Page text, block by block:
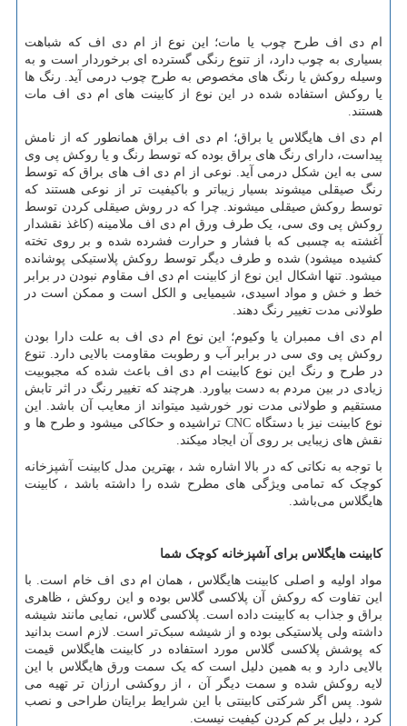
ام دی اف طرح چوب یا مات؛ این نوع از ام دی اف که شباهت
بسیاری به چوب دارد، از تنوع رنگی گسترده ­ای برخوردار است و به
وسیله روکش یا رنگ­ های مخصوص به طرح چوب درمی­ آید. رنگ ­ها
یا روکش استفاده شده در این نوع از کابینت ­های ام دی اف مات
هستند.
ام دی اف هایگلاس یا براق؛ ام دی اف براق همانطور که از نامش
پیداست، دارای رنگ ­های براق بوده که توسط رنگ و یا روکش پی وی
سی به این شکل درمی­ آید. نوعی از ام دی اف های براق که توسط
رنگ صیقلی می­شوند بسیار زیباتر و باکیفیت ­تر از نوعی هستند که
توسط روکش صیقلی می­شوند. چرا که در روش صیقلی کردن توسط
روکش پی وی سی، یک طرف ورق ام دی اف ملامینه (کاغذ نقش­دار
آغشته به چسبی که با فشار و حرارت فشرده شده و بر روی تخته
کشیده می­شود) شده و طرف دیگر توسط روکش پلاستیکی پوشانده
می­شود. تنها اشکال این نوع از کابینت ام دی اف مقاوم نبودن در برابر
خط و خش و مواد اسیدی، شیمیایی و الکل است و ممکن است در
طولانی مدت تغییر رنگ دهند.
ام دی اف ممبران یا وکیوم؛ این نوع ام دی اف به علت دارا بودن
روکش پی وی سی در برابر آب و رطوبت مقاومت بالایی دارد. تنوع
در طرح و رنگ این نوع کابینت ام دی اف باعث شده که مجبوبیت
زیادی در بین مردم به دست بیاورد. هرچند که تغییر رنگ در اثر تابش
مستقیم و طولانی مدت نور خورشید می­تواند از معایب آن باشد. این
نوع کابینت نیز با دستگاه CNCتراشیده و حکاکی می­شود و طرح­ ها و
نقش ­های زیبایی بر روی آن ایجاد می­کند.
با توجه به نکاتی که در بالا اشاره شد ، بهترین مدل کابینت آشپزخانه
کوچک که تمامی ویژگی های مطرح شده را داشته باشد ، کابینت
هایگلاس می‌باشد.
کابینت هایگلاس برای آشپزخانه کوچک شما
مواد اولیه و اصلی کابینت هایگلاس ، همان ام دی اف خام است. با
این تفاوت که روکش آن پلاکسی گلاس بوده و این روکش ، ظاهری
براق و جذاب به کابینت داده است. پلاکسی گلاس، نمایی مانند شیشه
داشته ولی پلاستیکی بوده و از شیشه سبکتر است. لازم است بدانید
که پوشش پلاکسی گلاس مورد استفاده در کابینت هایگلاس قیمت
بالایی دارد و به همین دلیل است که یک سمت ورق هایگلاس با این
لایه روکش شده و سمت دیگر آن ، از روکشی ارزان تر تهیه می
شود. پس اگر شرکتی کابینتی با این شرایط برایتان طراحی و نصب
کرد ، دلیل بر کم کردن کیفیت نیست.